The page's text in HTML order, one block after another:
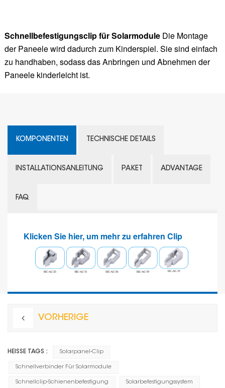
Schnellbefestigungsclip für Solarmodule Die Montage
der Paneele wird dadurch zum Kinderspiel. Sie sind einfach
zu handhaben, sodass das Anbringen und Abnehmen der
Paneele kinderleicht ist.
KOMPONENTEN TECHNISCHE DETAILS
INSTALLATIONSANLEITUNG PAKET ADVANTAGE
FAQ
Klicken Sie hier, um mehr zu erfahren Clip
VORHERIGE
HEISSE TAGS : Solarpanel-Clip
Schnellverbinder Für Solarmodule
Schnellclip-Schienenbefestigung Solarbefestigungssystem